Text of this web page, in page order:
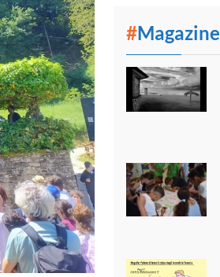
#Magazine